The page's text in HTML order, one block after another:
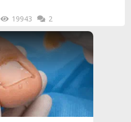
19943 2